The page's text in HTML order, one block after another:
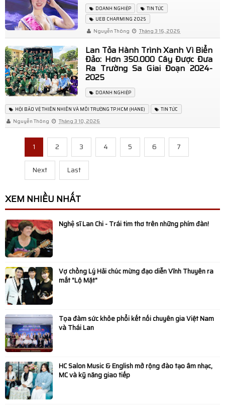
DOANH NGHIỆP
TIN TỨC
UEB CHARMING 2025
Nguyễn Thông Tháng 3 16, 2026
Lan Tỏa Hành Trình Xanh Vì Biển
Đảo: Hơn 350.000 Cây Được Đưa
Ra Trường Sa Giai Đoạn 2024-
2025
DOANH NGHIỆP
HỘI BẢO VỆ THIÊN NHIÊN VÀ MÔI TRƯỜNG TP.HCM (HANE) TIN TỨC
Nguyễn Thông Tháng 3 10, 2026
1 2 3 4 5 6 7
Next Last
XEM NHIỀU NHẤT
Nghệ sĩ Lan Chi - Trái tim thơ trên những phím đàn!
Vợ chồng Lý Hải chúc mừng đạo diễn Vĩnh Thuyên ra
mắt "Lộ Mặt"
Tọa đàm sức khỏe phổi kết nối chuyên gia Việt Nam
và Thái Lan
HC Salon Music & English mở rộng đào tạo âm nhạc,
MC và kỹ năng giao tiếp